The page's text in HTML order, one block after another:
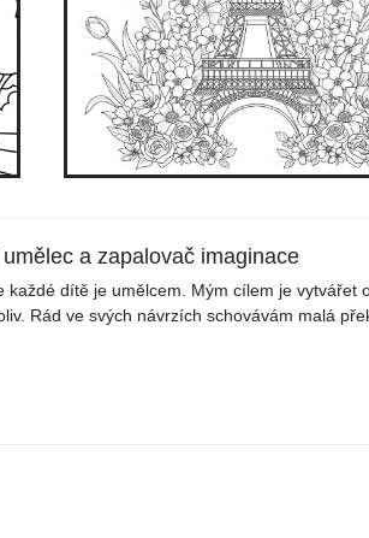
a zapalovač imaginace
každé dítě je umělcem. Mým cílem je
Rád ve svých návrzích schovávám malá